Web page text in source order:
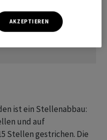
ist ein Stellenabbau:
und auf
Stellen gestrichen. Die
AKZEPTIEREN